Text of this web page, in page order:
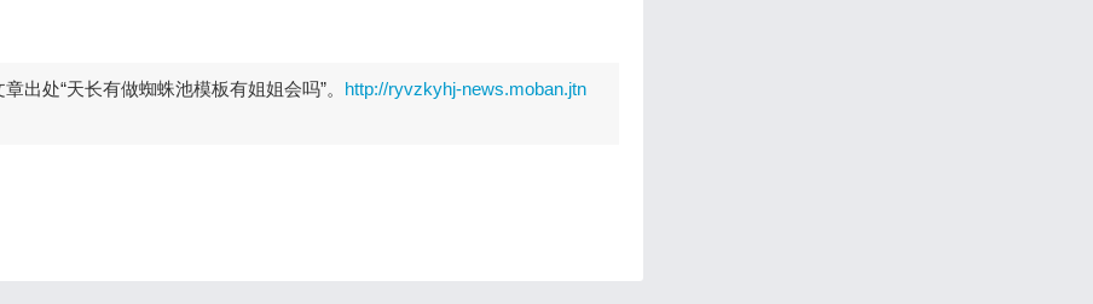
出处“天长有做蜘蛛池模板有姐姐会吗”。 http://ryvzkyhj-news.moban.jtn